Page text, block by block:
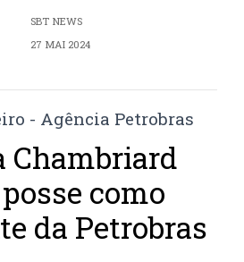
SBT NEWS
27 MAI 2024
Chambriard
como
da Petrobras